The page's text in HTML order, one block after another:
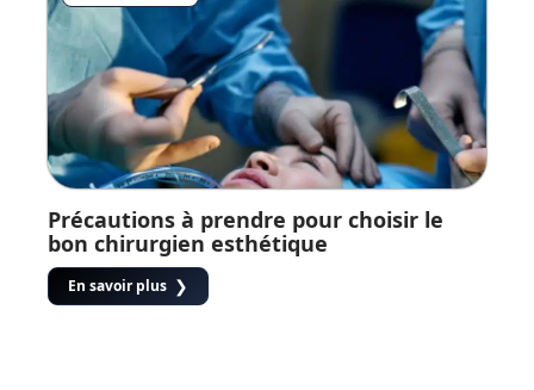
Précautions à prendre pour choisir le
bon chirurgien esthétique
En savoir plus